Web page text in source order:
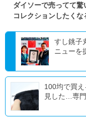
ダイソーで売ってて
コレクションしたく
すし銚子
ニューを
100均で買
見した…専門